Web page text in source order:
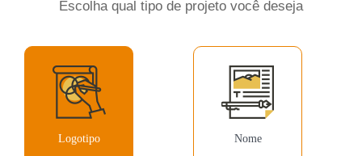
Escolha qual tipo de projeto você deseja
Logotipo Nome